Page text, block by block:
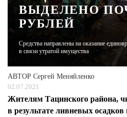
ВЫДЕЛЕНО
РУБЛЕЙ
Средства направлены на оказание
в связи утратой имущества
АВТОР Сергей Меняйленко
02.07.2021
Жителям Тацинского района,
в результате ливневых